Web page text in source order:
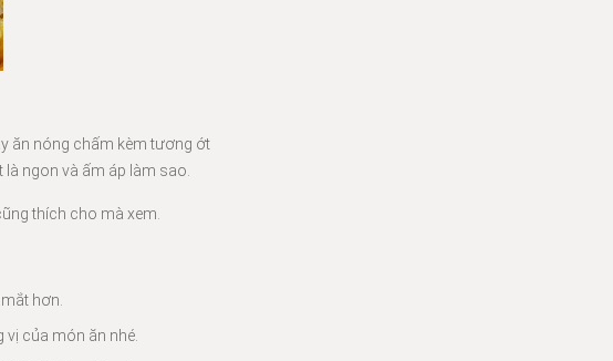
ăn nóng chấm kèm tương ớt
ngon và ấm áp làm sao.
thích cho mà xem.
hơn.
của món ăn nhé.